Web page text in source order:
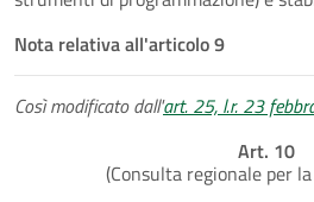
Nota relativa all'articolo 9
Così modificato dall'art. 25, l.r. 23
Art. 10
(Consulta regionale per